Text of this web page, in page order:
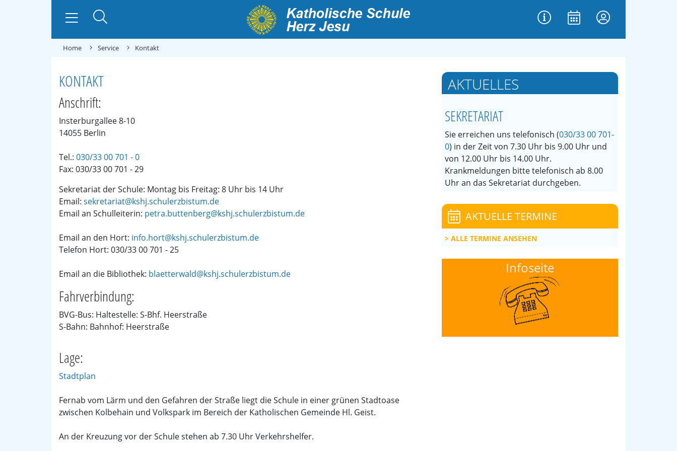
Home Service Kontakt
KONTAKT
Anschrift:
Insterburgallee 8-10
14055 Berlin
Tel.: 030/33 00 701 - 0
Fax: 030/33 00 701 - 29
Sekretariat der Schule: Montag bis Freitag: 8 Uhr bis 14 Uhr
Email: sekretariat@kshj.schulerzbistum.de
Email an Schulleiterin: petra.buttenberg@kshj.schulerzbistum.de
Email an den Hort: info.hort@kshj.schulerzbistum.de
Telefon Hort: 030/33 00 701 - 25
Email an die Bibliothek: blaetterwald@kshj.schulerzbistum.de
Fahrverbindung:
BVG-Bus: Haltestelle: S-Bhf. Heerstraße
S-Bahn: Bahnhof: Heerstraße
Lage:
Stadtplan
Fernab vom Lärm und den Gefahren der Straße liegt die Schule in einer grünen Stadtoase
zwischen Kolbehain und Volkspark im Bereich der Katholischen Gemeinde Hl. Geist.
An der Kreuzung vor der Schule stehen ab 7.30 Uhr Verkehrshelfer.
AKTUELLES
SEKRETARIAT
Sie erreichen uns telefonisch (030/33 00 701-
0) in der Zeit von 7.30 Uhr bis 9.00 Uhr und
von 12.00 Uhr bis 14.00 Uhr.
Krankmeldungen bitte telefonisch ab 8.00
Uhr an das Sekretariat durchgeben.
AKTUELLE TERMINE
ALLE TERMINE ANSEHEN
Infoseite